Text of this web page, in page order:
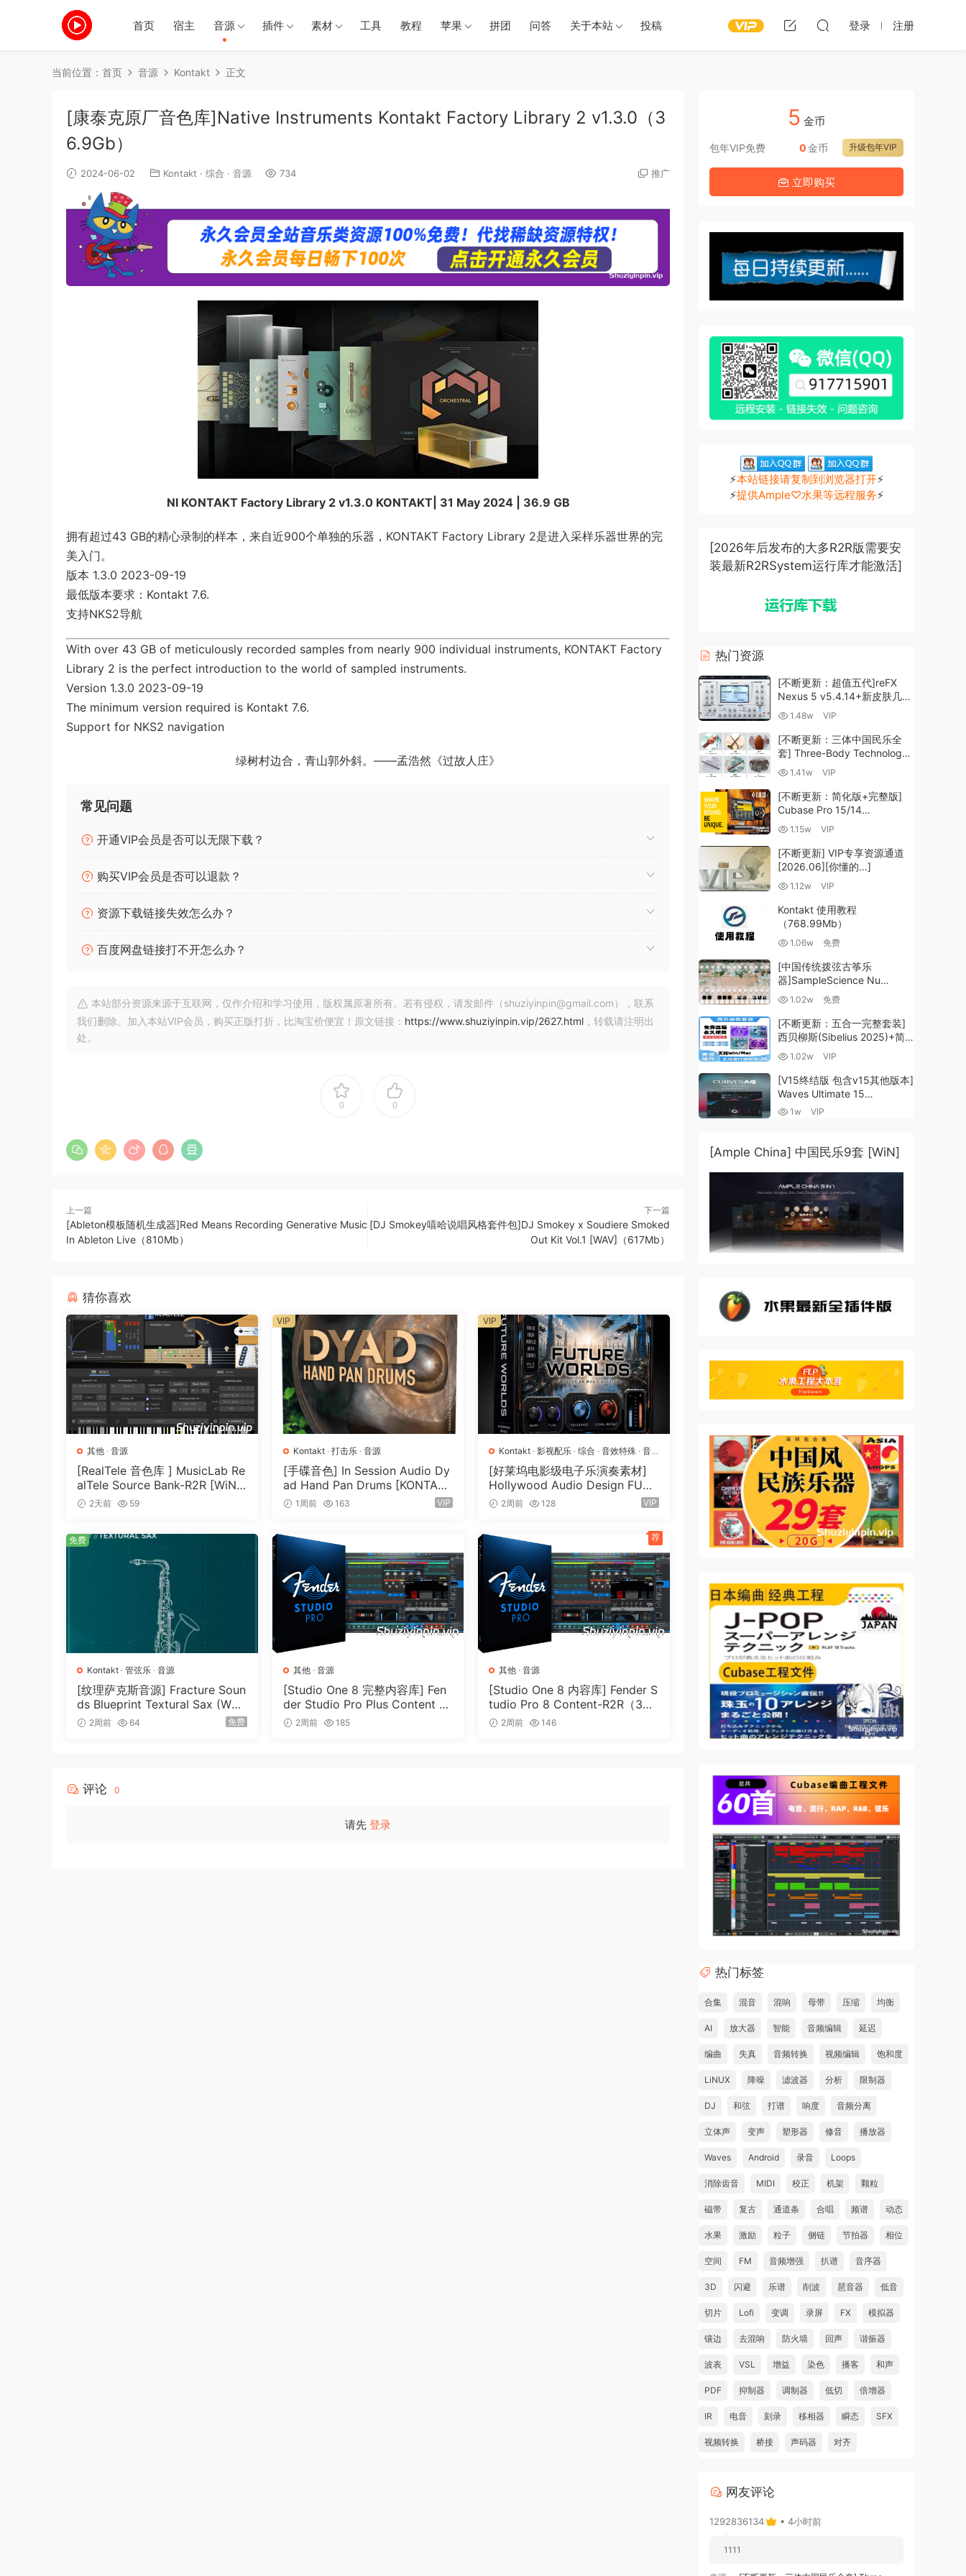
首页 宿主 音源 插件 素材 工具 教程 苹果 拼团 问答 关于本站 投稿 登录 注册
当前位置： 首页 音源 Kontakt 正文
[康泰克原厂音色库]Native Instruments Kontakt Factory Library 2 v1.3.0（3
6.9Gb）
2024-06-02 Kontakt · 综合 · 音源 734 推广
NI KONTAKT Factory Library 2 v1.3.0 KONTAKT| 31 May 2024 | 36.9 GB
拥有超过43 GB的精心录制的样本，来自近900个单独的乐器，KONTAKT Factory Library 2是进入采样乐器世界的完
美入门。
版本 1.3.0 2023-09-19
最低版本要求：Kontakt 7.6.
支持NKS2导航
With over 43 GB of meticulously recorded samples from nearly 900 individual instruments, KONTAKT Factory
Library 2 is the perfect introduction to the world of sampled instruments.
Version 1.3.0 2023-09-19
The minimum version required is Kontakt 7.6.
Support for NKS2 navigation
绿树村边合，青山郭外斜。——孟浩然《过故人庄》
常见问题
开通VIP会员是否可以无限下载？
购买VIP会员是否可以退款？
资源下载链接失效怎么办？
百度网盘链接打不开怎么办？
本站部分资源来源于互联网，仅作介绍和学习使用，版权属原著所有。若有侵权，请发邮件（shuziyinpin@gmail.com），联系
我们删除。加入本站VIP会员，购买正版打折，比淘宝价便宜！原文链接： https://www.shuziyinpin.vip/2627.html ，转载请注明出
处。
0 0
上一篇
[Ableton模板随机生成器]Red Means Recording Generative Music
In Ableton Live（810Mb）
下一篇
[DJ Smokey嘻哈说唱风格套件包]DJ Smokey x Soudiere Smoked
Out Kit Vol.1 [WAV]（617Mb）
猜你喜欢
其他 · 音源
[RealTele 音色库 ] MusicLab Re
alTele Source Bank-R2R [WiN]
（3.13GB）
2天前 59
Kontakt· 打击乐· 音源
[手碟音色] In Session Audio Dy
ad Hand Pan Drums [KONTAK
T]（4.33GB）
1周前 163 VIP
VIP
Kontakt ·影视配乐 ·综合 ·音效特殊 ·音
源
[好莱坞电影级电子乐演奏素材]
Hollywood Audio Design FUTU
RE WORLDS [KONTAKT]（2.52
2周前 128 VIP
VIP
Kontakt · 管弦乐 · 音源
[纹理萨克斯音源] Fracture Soun
ds Blueprint Textural Sax (Woo
dwind Experiments) [KONTAK
2周前 64 免费
免费
其他· 音源
[Studio One 8 完整内容库] Fen
der Studio Pro Plus Content 2
026-R2R（166GB）
2周前 185
其他 ·音源
[Studio One 8 内容库] Fender S
tudio Pro 8 Content-R2R（33.
5GB）
2周前 146
荐
评论 0
请先 登录
5 金币
包年VIP免费 升级包年VIP
0金币
立即购买
⚡本站链接请复制到浏览器打开⚡
⚡提供Ample♡水果等远程服务⚡
[2026年后发布的大多R2R版需要安
装最新R2RSystem运行库才能激活]
热门资源
[不断更新：超值五代]reFX
Nexus 5 v5.4.14+新皮肤几十
套+原厂+全套扩展+教程
1.48w VIP
[不断更新：三体中国民乐全
套] Three-Body Technology-
R2R [WiN, MacOSX]
1.41w VIP
[不断更新：简化版+完整版]
Cubase Pro 15/14
VR/R2R/U2B+原厂音源+插件
MacOSX]（704.0MB+）
1.15w VIP
[不断更新] VIP专享资源通道
[2026.06][你懂的…]
1.12w VIP
Kontakt 使用教程
（768.99Mb）
1.06w 免费
[中国传统拨弦古筝乐
器]SampleScience Nu
Guzheng v2.0 x64 VST
VST3 AU DECENT SAMPLER
[WiN, MacOSX]（158MB)
1.02w 免费
[不断更新：五合一完整套装]
西贝柳斯(Sibelius 2025)+简
谱插件V8+图片识别+音频识别
MacOSX]（80.48GB+）
1.02w VIP
[V15终结版 包含v15其他版本]
Waves Ultimate 15
v25.05.27+一键安装版+安装
（4.1GB+10.2GB+9.6GB）
1w VIP
[Ample China] 中国民乐9套 [WiN]
热门标签
合集 混音 混响 母带 压缩 均衡
AI 放大器 智能 音频编辑 延迟
编曲 失真 音频转换 视频编辑 饱和度
LiNUX 降噪 滤波器 分析 限制器
DJ 和弦 打谱 响度 音频分离
立体声 变声 塑形器 修音 播放器
Waves Android 录音 Loops
消除齿音 MIDI 校正 机架 颗粒
磁带 复古 通道条 合唱 频谱 动态
水果 激励 粒子 侧链 节拍器 相位
空间 FM 音频增强 扒谱 音序器
3D 闪避 乐谱 削波 琶音器 低音
切片 Lofi 变调 录屏 FX 模拟器
镶边 去混响 防火墙 回声 谐振器
波表 VSL 增益 染色 播客 和声
PDF 抑制器 调制器 低切 倍增器
IR 电音 刻录 移相器 瞬态 SFX
视频转换 桥接 声码器 对齐
网友评论
1292836134 • 4小时前
1111